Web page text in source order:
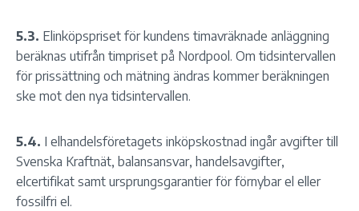
5.3. Elinköpspriset för kundens timavräknade anläggning
beräknas utifrån timpriset på Nordpool. Om tidsintervallen
för prissättning och mätning ändras kommer beräkningen
ske mot den nya tidsintervallen.
5.4. I elhandelsföretagets inköpskostnad ingår avgifter till
Svenska Kraftnät, balansansvar, handelsavgifter,
elcertifikat samt ursprungsgarantier för förnybar el eller
fossilfri el.